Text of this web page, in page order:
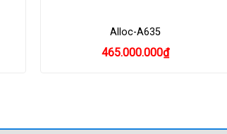
Alloc-A635
465.000.000₫